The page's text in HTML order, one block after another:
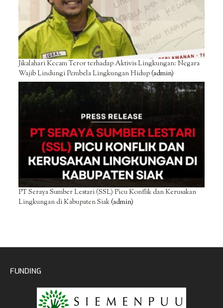
Jikalahari Kecam Teror terhadap Aktivis Lingkungan: Negara
Wajib Lindungi Pembela Lingkungan Hidup(admin)
PT Seraya Sumber Lestari (SSL) Picu Konflik dan Kerusakan
Lingkungan di Kabupaten Siak(admin)
FUNDING